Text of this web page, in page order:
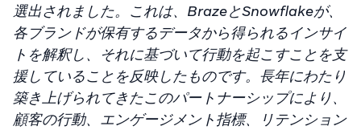
選出されました。これは、BrazeとSnowflakeが、
各ブランドが保有するデータから得られるインサイ
トを解釈し、それに基づいて行動を起こすことを支
援していることを反映したものです。長年にわたり
築き上げられてきたこのパートナーシップにより、
顧客の行動、エンゲージメント指標、リテンション